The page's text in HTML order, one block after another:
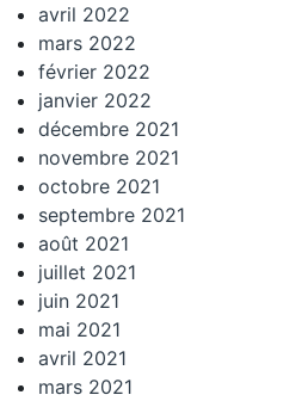
avril 2022
mars 2022
février 2022
janvier 2022
décembre 2021
novembre 2021
octobre 2021
septembre 2021
août 2021
juillet 2021
juin 2021
mai 2021
avril 2021
mars 2021